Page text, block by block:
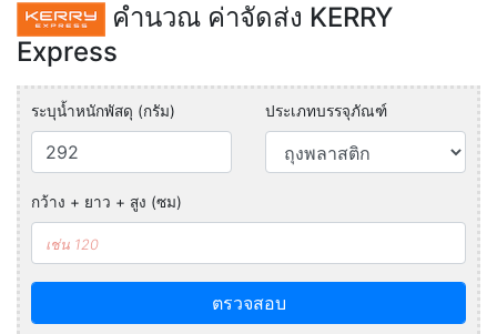
คำนวณ ค่าจัดส่ง KERRY
Express
ระบุน้ำหนักพัสดุ (กรัม) ประเภทบรรจุภัณฑ์
กว้าง + ยาว + สูง (ซม)
ตรวจสอบ